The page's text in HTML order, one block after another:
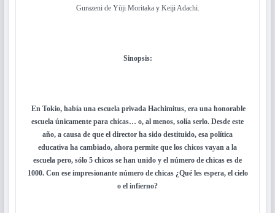
Gurazeni de Yūji Moritaka y Keiji Adachi.
Sinopsis:
En Tokio, había una escuela privada Hachimitus, era una honorable
escuela únicamente para chicas… o, al menos, solía serlo. Desde este
año, a causa de que el director ha sido destituido, esa política
educativa ha cambiado, ahora permite que los chicos vayan a la
escuela pero, sólo 5 chicos se han unido y el número de chicas es de
1000. Con ese impresionante número de chicas ¿Qué les espera, el cielo
o el infierno?